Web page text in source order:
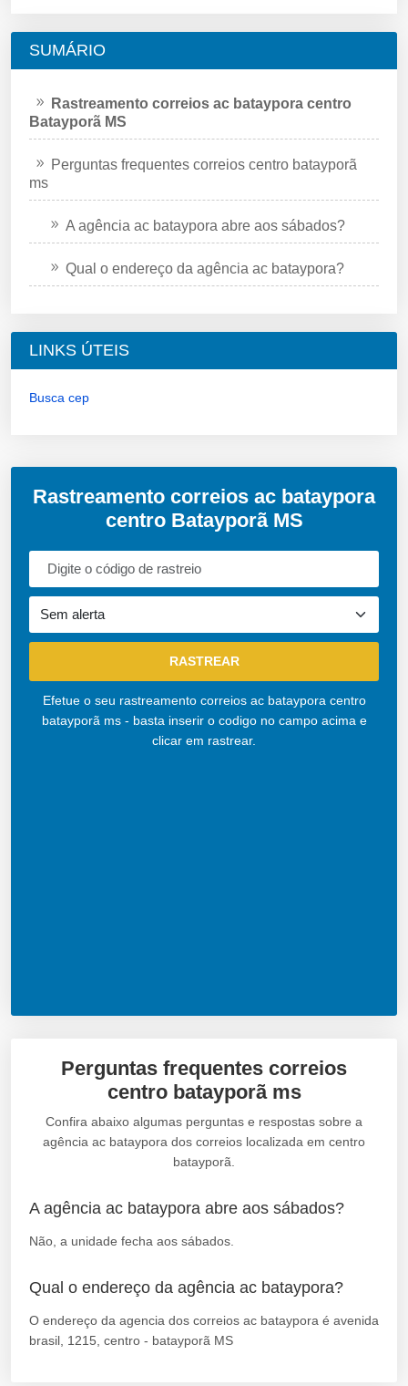
SUMÁRIO
Rastreamento correios ac bataypora centro
Batayporã MS
Perguntas frequentes correios centro batayporã
ms
A agência ac bataypora abre aos sábados?
Qual o endereço da agência ac bataypora?
LINKS ÚTEIS
Busca cep
Rastreamento correios ac bataypora
centro Batayporã MS
Efetue o seu rastreamento correios ac bataypora centro
batayporã ms - basta inserir o codigo no campo acima e
clicar em rastrear.
Perguntas frequentes correios
centro batayporã ms
Confira abaixo algumas perguntas e respostas sobre a
agência ac bataypora dos correios localizada em centro
batayporã.
A agência ac bataypora abre aos sábados?
Não, a unidade fecha aos sábados.
Qual o endereço da agência ac bataypora?
O endereço da agencia dos correios ac bataypora é avenida
brasil, 1215, centro - batayporã MS